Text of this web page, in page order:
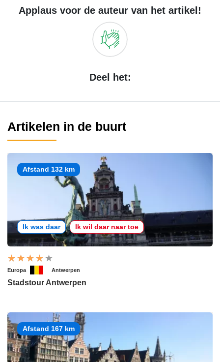
Applaus voor de auteur van het artikel!
Deel het:
Artikelen in de buurt
Afstand 132 km
Ik was daar Ik wil daar naar toe
Europa Antwerpen
Stadstour Antwerpen
Afstand 167 km